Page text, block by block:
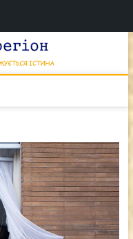
&
НАРОДЖУЄТЬСЯ